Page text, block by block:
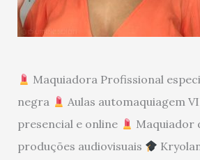
Maquiadora Profissional
negra
Aulas automaquiagem
presencial e online
Maquiador
produções audiovisuais